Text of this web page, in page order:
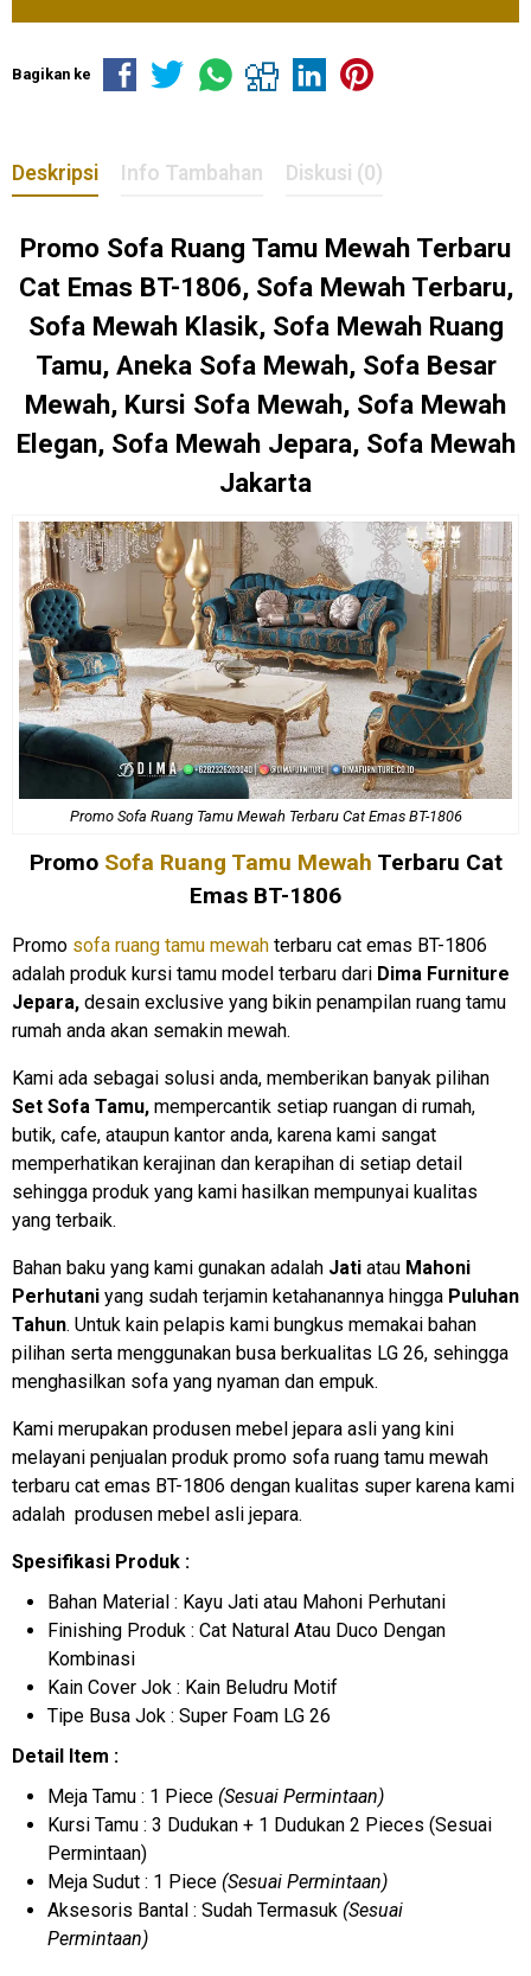
Bagikan ke
Deskripsi Info Tambahan Diskusi (0)
Promo Sofa Ruang Tamu Mewah Terbaru
Cat Emas BT-1806, Sofa Mewah Terbaru,
Sofa Mewah Klasik, Sofa Mewah Ruang
Tamu, Aneka Sofa Mewah, Sofa Besar
Mewah, Kursi Sofa Mewah, Sofa Mewah
Elegan, Sofa Mewah Jepara, Sofa Mewah
Jakarta
Promo Sofa Ruang Tamu Mewah Terbaru Cat Emas BT-1806
Promo Sofa Ruang Tamu Mewah Terbaru Cat
Emas BT-1806
Promo sofa ruang tamu mewah terbaru cat emas BT-1806
adalah produk kursi tamu model terbaru dari Dima Furniture
Jepara, desain exclusive yang bikin penampilan ruang tamu
rumah anda akan semakin mewah.
Kami ada sebagai solusi anda, memberikan banyak pilihan
Set Sofa Tamu, mempercantik setiap ruangan di rumah,
butik, cafe, ataupun kantor anda, karena kami sangat
memperhatikan kerajinan dan kerapihan di setiap detail
sehingga produk yang kami hasilkan mempunyai kualitas
yang terbaik.
Bahan baku yang kami gunakan adalah Jati atau Mahoni
Perhutani yang sudah terjamin ketahanannya hingga Puluhan
Tahun. Untuk kain pelapis kami bungkus memakai bahan
pilihan serta menggunakan busa berkualitas LG 26, sehingga
menghasilkan sofa yang nyaman dan empuk.
Kami merupakan produsen mebel jepara asli yang kini
melayani penjualan produk promo sofa ruang tamu mewah
terbaru cat emas BT-1806 dengan kualitas super karena kami
adalah produsen mebel asli jepara.
Spesifikasi Produk :
Bahan Material : Kayu Jati atau Mahoni Perhutani
Finishing Produk : Cat Natural Atau Duco Dengan
Kombinasi
Kain Cover Jok : Kain Beludru Motif
Tipe Busa Jok : Super Foam LG 26
Detail Item :
Meja Tamu : 1 Piece (Sesuai Permintaan)
Kursi Tamu : 3 Dudukan + 1 Dudukan 2 Pieces (Sesuai
Permintaan)
Meja Sudut : 1 Piece (Sesuai Permintaan)
Aksesoris Bantal : Sudah Termasuk (Sesuai
Permintaan)